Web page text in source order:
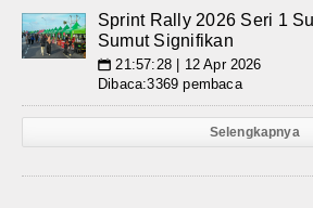
Sprint Rally 2026 Seri 1
Sumut Signifikan
📅 21:57:28 | 12 Apr 2026
Dibaca:3369 pembaca
Selengkapnya